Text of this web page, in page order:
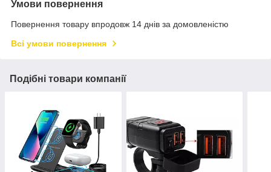
Умови повернення
Повернення товару впродовж 14 днів за домовленістю
Всі умови повернення
Подібні товари компанії